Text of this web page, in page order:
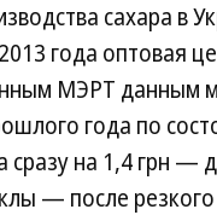
сахара в
года оптовая
МЭРТ данным
года по
сразу на 1,4 грн —
— после